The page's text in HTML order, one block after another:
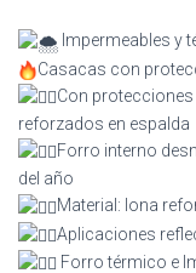
Impermeables y
Casacas con
Con
reforzados en espalda
Forro interno
del año
Material: lona
Aplicaciones
Forro térmico e